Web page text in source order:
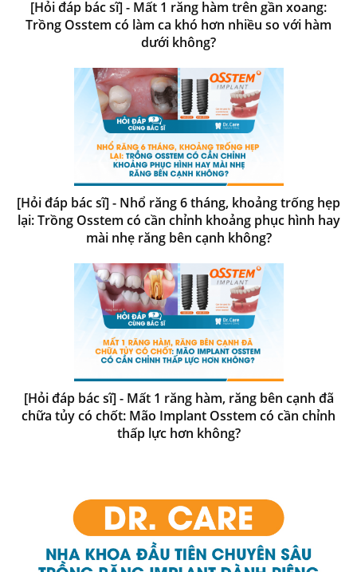
[Hỏi đáp bác sĩ] - Mất 1 răng hàm trên gần xoang:
Trồng Osstem có làm ca khó hơn nhiều so với hàm
dưới không?
[Hỏi đáp bác sĩ] - Nhổ răng 6 tháng, khoảng trống hẹp
lại: Trồng Osstem có cần chỉnh khoảng phục hình hay
mài nhẹ răng bên cạnh không?
[Hỏi đáp bác sĩ] - Mất 1 răng hàm, răng bên cạnh đã
chữa tủy có chốt: Mão Implant Osstem có cần chỉnh
thấp lực hơn không?